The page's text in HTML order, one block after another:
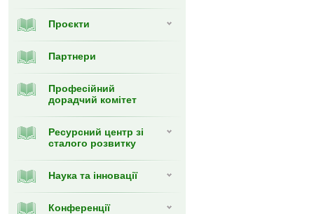
Проєкти
Партнери
Професійний
дорадчий комітет
Ресурсний центр зі
сталого розвитку
Наука та інновації
Конференції